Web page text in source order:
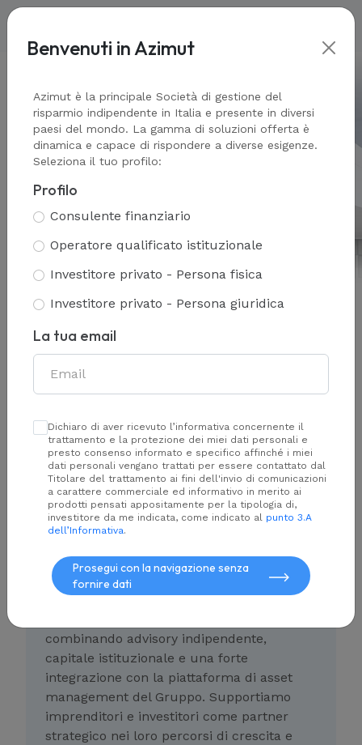
Azimut Corporate Finance
Consulenza indipendente.
Capitale istituzionale. Network
internazionale.
investment banking del Gruppo Azimut.
Offriamo consulenza in
finanziamentostrutturate,operazioni di
combinando advisory indipendente,
capitale istituzionale e una forte
integrazione con la piattaforma di asset
management del Gruppo. Supportiamo
imprenditori e investitori come partner
strategico nei loro percorsi di crescita e
Benvenuti in Azimut
Azimut è la principale Società di gestione del
risparmio indipendente in Italia e presente in diversi
paesi del mondo. La gamma di soluzioni offerta è
dinamica e capace di rispondere a diverse esigenze.
Seleziona il tuo profilo:
Profilo
Consulente finanziario
Operatore qualificato istituzionale
Investitore privato - Persona fisica
Investitore privato - Persona giuridica
La tua email
Dichiaro di aver ricevuto l’informativa concernente il
trattamento e la protezione dei miei dati personali e
presto consenso informato e specifico affinché i miei
dati personali vengano trattati per essere contattato dal
Titolare del trattamento ai fini dell'invio di comunicazioni
a carattere commerciale ed informativo in merito ai
prodotti pensati appositamente per la tipologia di,
investitore da me indicata, come indicato al punto 3.A
dell’Informativa.
Prosegui con la navigazione senza
fornire dati